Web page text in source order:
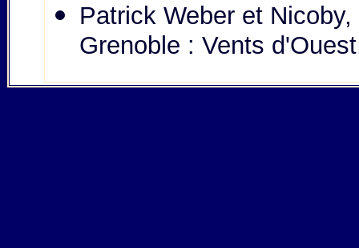
Patrick Weber et
Grenoble : Vents